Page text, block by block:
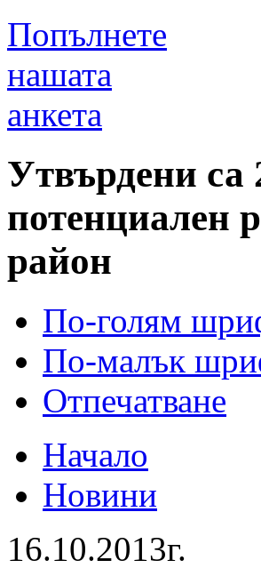
Попълнете
нашата
анкета
Утвърдени са
потенциален
район
По-голям
По-малък
Отпечатване
Начало
Новини
16.10.2013г.